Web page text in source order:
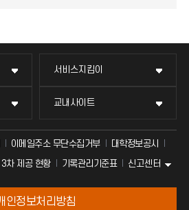
서비스지킴이
교내사이트
이메일주소 무단수집거부
대학정보공시
차 제공 현황
기록관리기준표 신고센터
인정보처리방침